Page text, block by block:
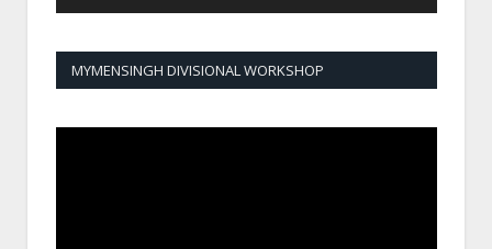
MYMENSINGH DIVISIONAL WORKSHOP